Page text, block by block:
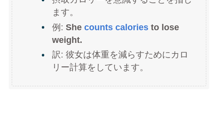
ます。
例:Shecounts calories to lose
weight.
訳: 彼女は体重を減らすためにカロ
リー計算をしています。